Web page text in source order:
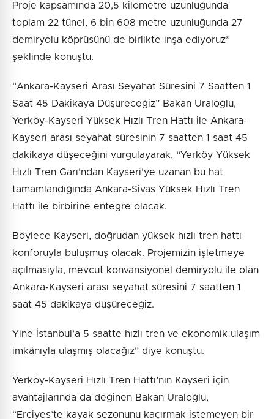
Proje kapsamında 20,5 kilometre uzunluğunda
toplam 22 tünel, 6 bin 608 metre uzunluğunda 27
demiryolu köprüsünü de birlikte inşa ediyoruz”
şeklinde konuştu.
“Ankara-Kayseri Arası Seyahat Süresini 7 Saatten 1
Saat 45 Dakikaya Düşüreceğiz” Bakan Uraloğlu,
Yerköy-Kayseri Yüksek Hızlı Tren Hattı ile Ankara-
Kayseri arası seyahat süresinin 7 saatten 1 saat 45
dakikaya düşeceğini vurgulayarak, “Yerköy Yüksek
Hızlı Tren Garı’ndan Kayseri’ye uzanan bu hat
tamamlandığında Ankara-Sivas Yüksek Hızlı Tren
Hattı ile birbirine entegre olacak.
Böylece Kayseri, doğrudan yüksek hızlı tren hattı
konforuyla buluşmuş olacak. Projemizin işletmeye
açılmasıyla, mevcut konvansiyonel demiryolu ile olan
Ankara-Kayseri arası seyahat süresini 7 saatten 1
saat 45 dakikaya düşüreceğiz.
Yine İstanbul’a 5 saatte hızlı tren ve ekonomik ulaşım
imkânıyla ulaşmış olacağız” diye konuştu.
Yerköy-Kayseri Hızlı Tren Hattı’nın Kayseri için
avantajlarında da değinen Bakan Uraloğlu,
“Erciyes’te kayak sezonunu kaçırmak istemeyen bir